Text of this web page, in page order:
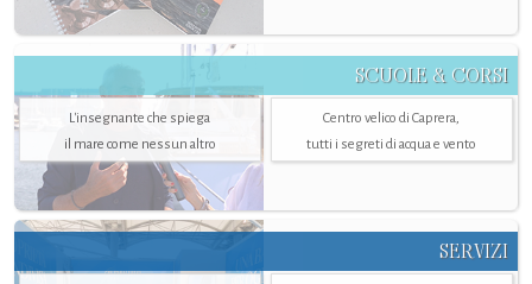
SCUOLE & CORSI
L'insegnante che spiega
il mare come nessun altro
Centro velico di Caprera,
tutti i segreti di acqua e vento
SERVIZI